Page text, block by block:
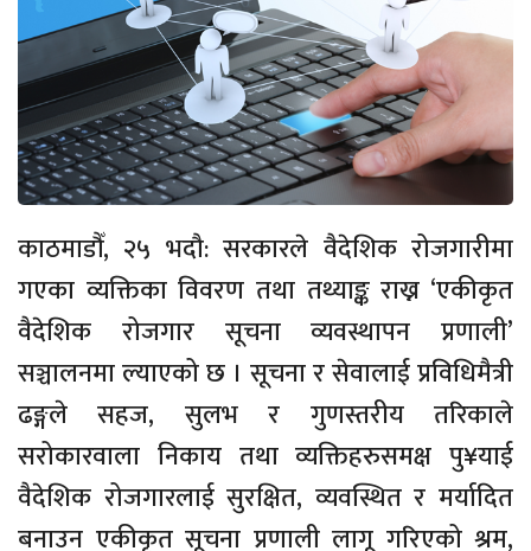
काठमाडौँ, २५ भदौ: सरकारले वैदेशिक रोजगारीमा
गएका व्यक्तिका विवरण तथा तथ्याङ्क राख्न ‘एकीकृत
वैदेशिक रोजगार सूचना व्यवस्थापन प्रणाली’
सञ्चालनमा ल्याएको छ । सूचना र सेवालाई प्रविधिमैत्री
ढङ्गले सहज, सुलभ र गुणस्तरीय तरिकाले
सरोकारवाला निकाय तथा व्यक्तिहरुसमक्ष पु¥याई
वैदेशिक रोजगारलाई सुरक्षित, व्यवस्थित र मर्यादित
बनाउन एकीकृत सूचना प्रणाली लागू गरिएको श्रम,